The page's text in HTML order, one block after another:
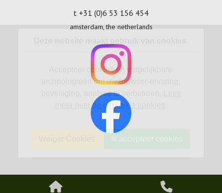
t +31 (0)6 53 156 454
amsterdam, the netherlands
Accepteer cookies en vergelijkbare
technologieën om uw browser-ervaring,
beveiliging, analyse te verbeteren.
meer over de gebruikte cookies
Weiger Cookies Ik accepteer cookies